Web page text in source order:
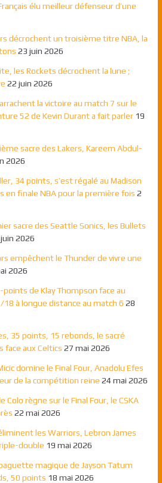
élu meilleur défenseur d’une
décrochent un troisième titre NBA, la
23 juin 2026
les Rockets décrochent la lune ;
22 juin 2026
la victoire au match 7 sur le
52 de Kevin Durant a fait parler 19
sacre des Lakers, Kareem Abdul-
2026
34 points, s’est régalé au Madison
en finale NBA pour la première fois 2
sacre des Seattle Sonics, les Bullets
2026
empêchent le Thunder de vivre une
2026
points de Klay Thompson face au
à longue distance au match 6 28
35 points, 15 rebonds, le sacré
face aux Celtics 27 mai 2026
domine le Final Four, Anadolu Efes
de la compétition reine 24 mai 2026
Colo règne sur le Final Four, le CSKA
22 mai 2026
les Warriors, Lebron James
double 19 mai 2026
magique de Jayson Tatum
50 points 18 mai 2026